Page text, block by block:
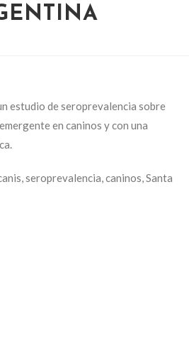
estudio de seroprevalencia sobre
en caninos y con una
seroprevalencia, caninos, Santa